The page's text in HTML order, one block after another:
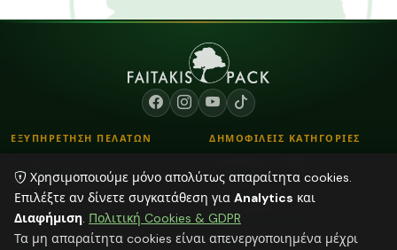
ΕΞΥΠΗΡΕΤΗΣΗ ΠΕΛΑΤΩΝ
Τρόποι Παραγγελίας
Τρόποι Αποστολής & Πληρωμής
Blog
ΔΗΜΟΦΙΛΕΙΣ ΚΑΤΗΓΟΡΙΕΣ
Κορδόνια
Αποξηραμένα φυτά
Plexiglass Διακοσμητικά
Χρησιμοποιούμε μόνο απολύτως απαραίτητα cookies.
Επιλέξτε αν δίνετε συγκατάθεση για Analytics και
Διαφήμιση. Πολιτική Cookies & GDPR
Τα μη απαραίτητα cookies είναι απενεργοποιημένα μέχρι